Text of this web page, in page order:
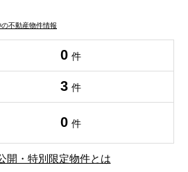
不動産物件情報
0 件
3 件
0 件
開・特別限定物件とは